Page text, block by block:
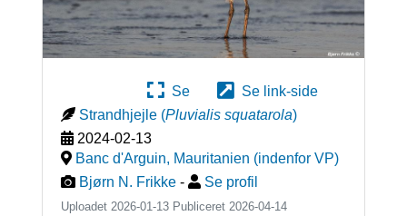
Se
Se link-side
Strandhjejle (Pluvialis squatarola)
2024-02-13
Banc d'Arguin, Mauritanien (indenfor VP)
Bjørn N. Frikke - Se profil
Uploadet 2026-01-13 Publiceret 2026-04-14